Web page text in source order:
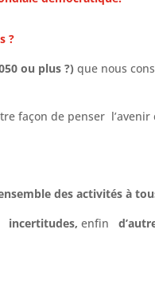
?
ou plus ?) que nous
façon de penser
des activités à
incertitudes, enfin